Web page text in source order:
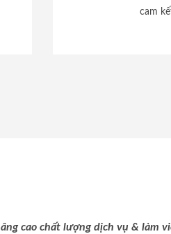
cam
cao chất lượng dịch vụ & làm